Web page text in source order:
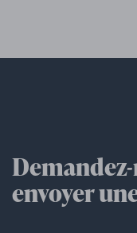
envoyer